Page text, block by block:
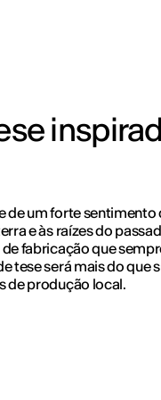
de um forte
e às raízes do
fabricação que
tese será mais do que
de produção local.